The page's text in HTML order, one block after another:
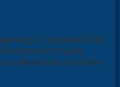
ждут с тревогой. По
есть один
и несчастья, а любое